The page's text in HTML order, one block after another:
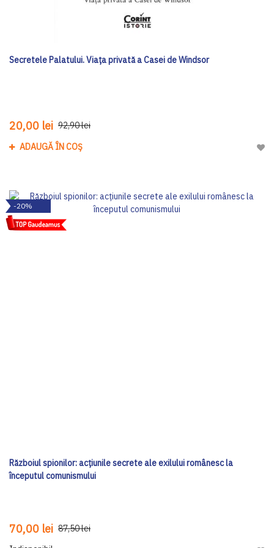
Secretele Palatului. Viața privată a Casei de Windsor
20,00 lei 92,90 lei
ADAUGĂ ÎN COȘ
-20%
Războiul spionilor: acțiunile secrete ale exilului românesc la
începutul comunismului
70,00 lei 87,50 lei